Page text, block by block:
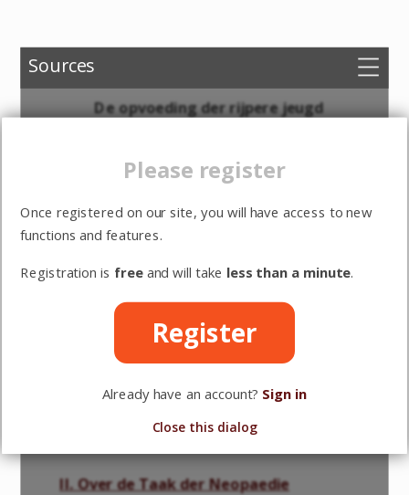
Sources
Choose versions
Register
Please register
Once registered on our site, you will have access to new
functions and features.
Registration is freeand will take less than a minute.
Register
Already have an account? Sign in
Close this dialog
De opvoeding der rijpere jeugd
I. Uit de Geschiedenis der Neopaedie
§ 1. Bij de Natuurvolken
§ 2. In Griekenland en Rome
§ 3. In de Christelijke Kerk
§ 4. In de Christelijke Maatschappij
§ 5. Na de Hervorming
§ 7. In de Jongelingsvereenigingen
II. Over de Taak der Neopaedie